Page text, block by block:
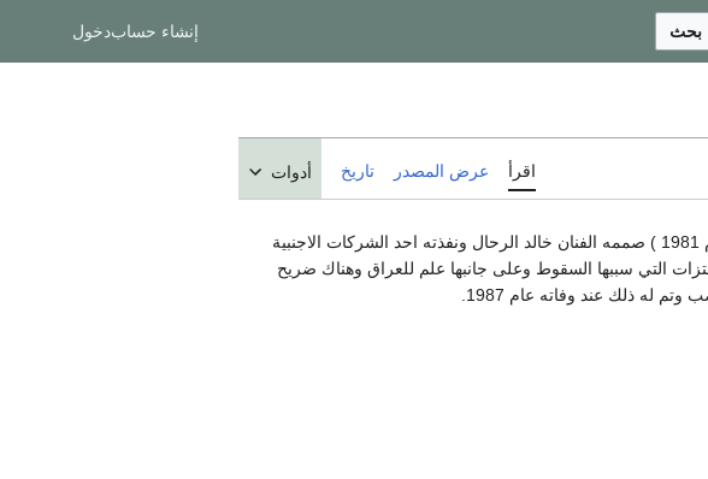
بحث إنشاء حسابدخول
اقرأ عرض المصدر تاريخ أدوات
نصب الجندي المجهول في بغداد (عام 1983 بدلاً عن النصب القديم لرفعت الجادرجي الذي ازيل عام 1981 ) صممه الفنان خالد الرحال ونفذته احد الشركات الاجنبية
التي سببها السقوط وعلى جانبها علم للعراق وهناك ضريح
له ذلك عند وفاته عام 1987.